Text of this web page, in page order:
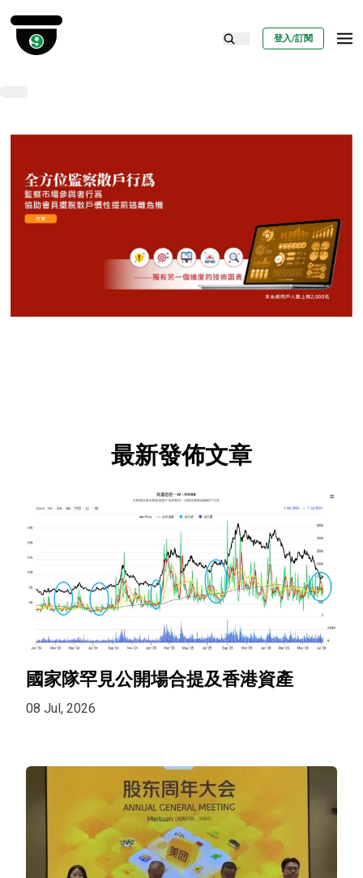
登入/訂閱
最新發佈文章
國家隊罕見公開場合提及香港資產
08 Jul, 2026